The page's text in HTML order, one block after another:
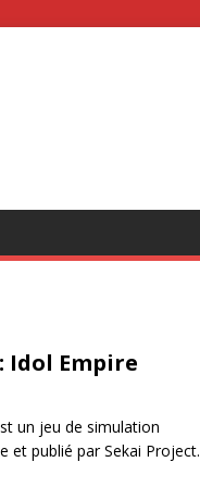
Idol Empire
un jeu de simulation
et publié par Sekai Project.